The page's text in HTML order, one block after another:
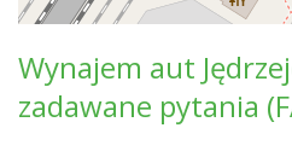
Wynajem aut
zadawane pytania